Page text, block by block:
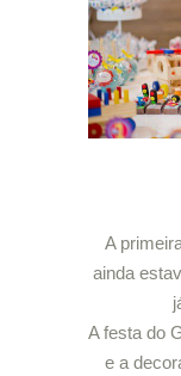
A
ainda
A festa do
e a